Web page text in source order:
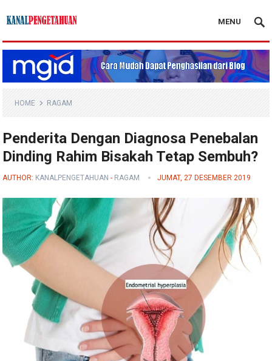
Kanal Pengetahuan
MENU
HOME RAGAM
Penderita Dengan Diagnosa Penebalan
Dinding Rahim Bisakah Tetap Sembuh?
AUTHOR: KANALPENGETAHUAN - RAGAM JUMAT, 27 DESEMBER 2019